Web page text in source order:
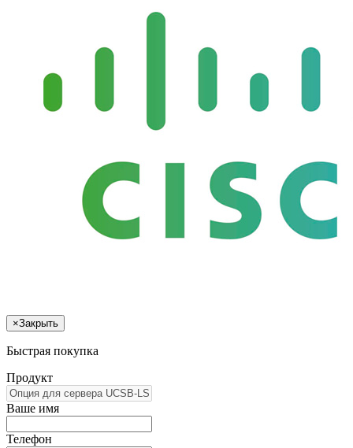
×Закрыть
Быстрая покупка
Продукт
Ваше имя
Телефон